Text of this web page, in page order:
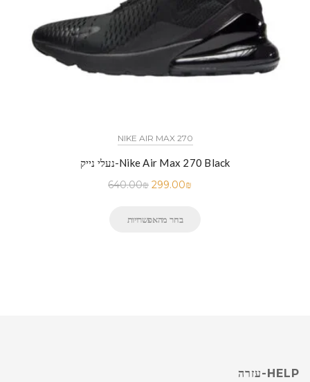
NIKE AIR MAX 270
נעלי נייק-Nike Air Max 270 Black
640.00₪ 299.00₪
בחר מהאפשרויות
HELP-עזרה